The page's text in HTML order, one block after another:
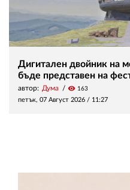
Дигитален двойник на
бъде представен на
автор: Дума visibility 163
петък, 07 Август 2026 / 11:27